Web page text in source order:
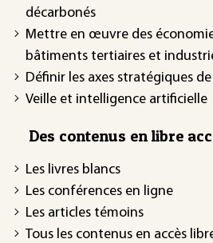
décarbonés
Mettre en œuvre des
bâtiments tertiaires et
Définir les axes stratégiques
Veille et intelligence artificielle
Des contenus en libre
Les livres blancs
Les conférences en ligne
Les articles témoins
Tous les contenus en accès